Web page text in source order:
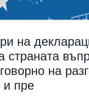
на
страната
на
и пре